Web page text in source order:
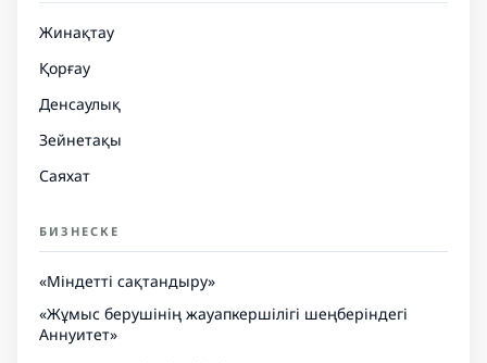
Жинақтау
Қорғау
Денсаулық
Зейнетақы
Саяхат
БИЗНЕСКЕ
«Міндетті сақтандыру»
«Жұмыс берушінің жауапкершілігі шеңберіндегі
Аннуитет»